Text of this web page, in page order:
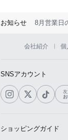
お知らせ 8月営業日
会社紹介 個
SNSアカウント
ショッピングガイド